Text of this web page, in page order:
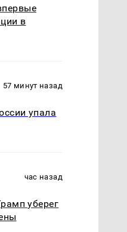
в
57 минут назад
упала
час назад
уберег